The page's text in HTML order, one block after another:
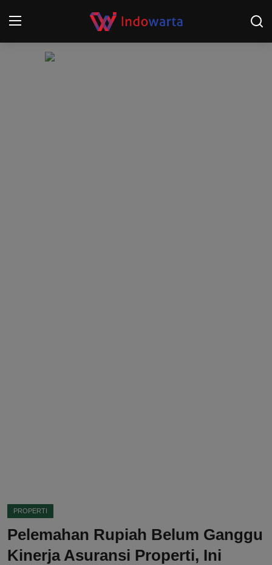
PROPERTI
Pelemahan Rupiah Belum Ganggu
Kinerja Asuransi Properti, Ini